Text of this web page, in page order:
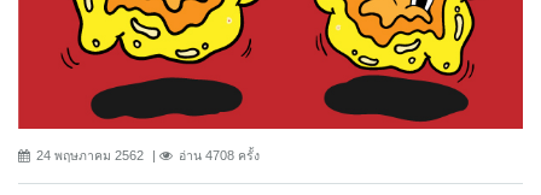
24 พฤษภาคม 2562 อ่าน 4708 ครั้ง